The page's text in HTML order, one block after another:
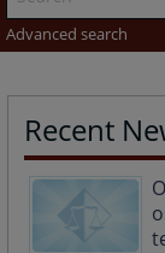
Advanced search
Recent